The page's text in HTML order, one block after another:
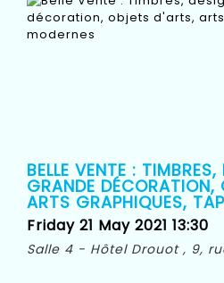
BELLE VENTE :
GRANDE DÉCORATION,
ARTS GRAPHIQUES,
Friday 21 May 2021 13:30
Salle 4 - Hôtel Drouot , 9,